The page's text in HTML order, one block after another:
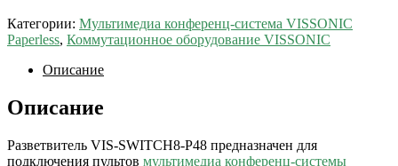
Категории: Мультимедиа конференц-система VISSONIC
Paperless, Коммутационное оборудование VISSONIC
Описание
Описание
Разветвитель VIS-SWITCH8-P48 предназначен для
подключения пультов мультимедиа конференц-системы